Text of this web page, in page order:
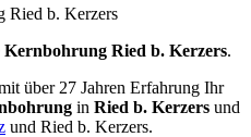
Kernbohrung Ried b. Kerzers.
über 27 Jahren Erfahrung Ihr
in Ried b. Kerzers und
und Ried b. Kerzers.